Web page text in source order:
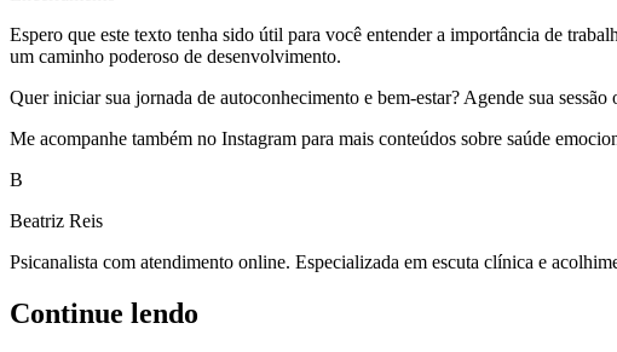
Espero que este texto tenha sido útil para você entender a importância de
um caminho poderoso de desenvolvimento.
Quer iniciar sua jornada de autoconhecimento e bem-estar? Agende sua
Me acompanhe também no Instagram para mais conteúdos sobre saúde
B
Beatriz Reis
Psicanalista com atendimento online. Especializada em escuta clínica e
Continue lendo